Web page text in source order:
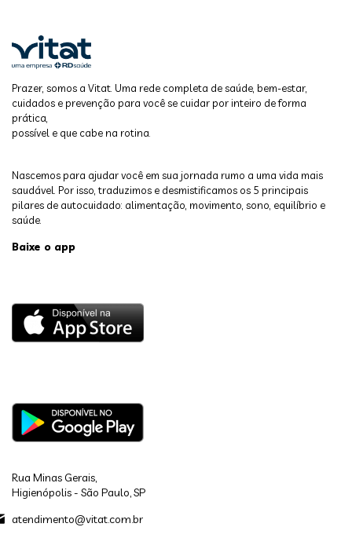
Prazer, somos a Vitat. Uma rede completa de saúde, bem-estar,
cuidados e prevenção para você se cuidar por inteiro de forma
prática,
possível e que cabe na rotina.
Nascemos para ajudar você em sua jornada rumo a uma vida mais
saudável. Por isso, traduzimos e desmistificamos os 5 principais
pilares de autocuidado: alimentação, movimento, sono, equilíbrio e
saúde.
Baixe o app
Rua Minas Gerais,
Higienópolis - São Paulo, SP
atendimento@vitat.com.br